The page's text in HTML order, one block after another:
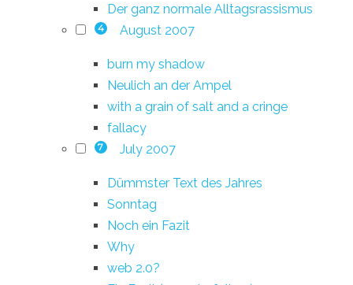
Der ganz normale Alltagsrassismus
4 August 2007
burn my shadow
Neulich an der Ampel
with a grain of salt and a cringe
fallacy
7 July 2007
Dümmster Text des Jahres
Sonntag
Noch ein Fazit
Why
web 2.0?